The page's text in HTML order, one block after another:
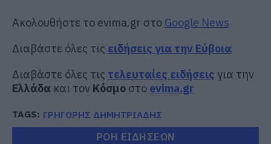
Ακολουθήστε το evima.gr στο Google News
Διαβάστε όλες τις ειδήσεις για την Εύβοια
Διαβάστε όλες τις τελευταίες ειδήσεις για την
Ελλάδα και τον Κόσμο στο evima.gr
TAGS: ΓΡΗΓΟΡΗΣ ΔΗΜΗΤΡΙΑΔΗΣ
ΡΟΗ ΕΙΔΗΣΕΩΝ